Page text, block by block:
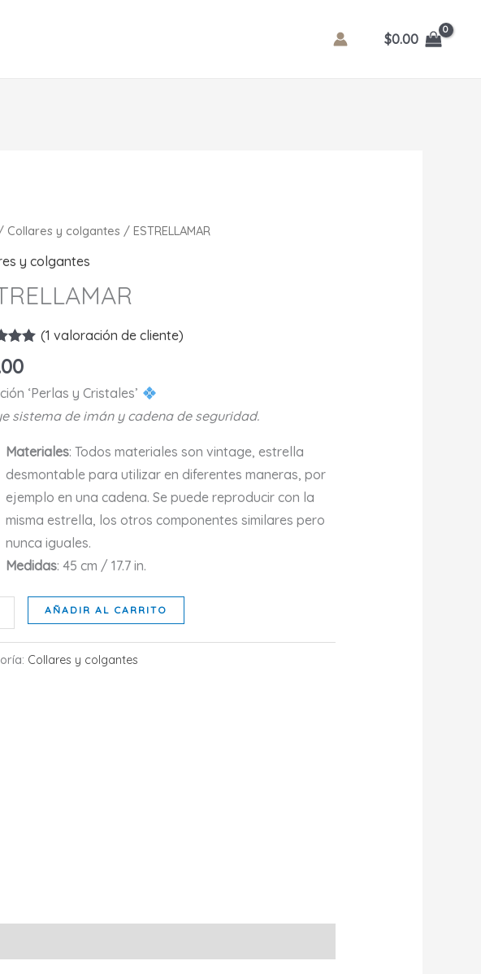
$0.00
Collares y colgantes / ESTRELLAMAR
y colgantes
con
5 en
de
(1 valoración de cliente)
‘Perlas y Cristales’
sistema de imán y cadena de seguridad.
Materiales: Todos materiales son vintage, estrella
desmontable para utilizar en diferentes maneras, por
ejemplo en una cadena. Se puede reproducir con la
misma estrella, los otros componentes similares pero
nunca iguales.
Medidas: 45 cm / 17.7 in.
AÑADIR AL CARRITO
Collares y colgantes